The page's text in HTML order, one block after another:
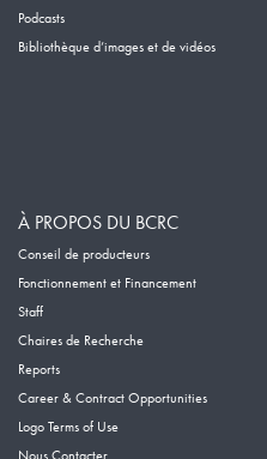
Podcasts
Bibliothèque d’images et de vidéos
À PROPOS DU BCRC
Conseil de producteurs
Fonctionnement et Financement
Staff
Chaires de Recherche
Reports
Career & Contract Opportunities
Logo Terms of Use